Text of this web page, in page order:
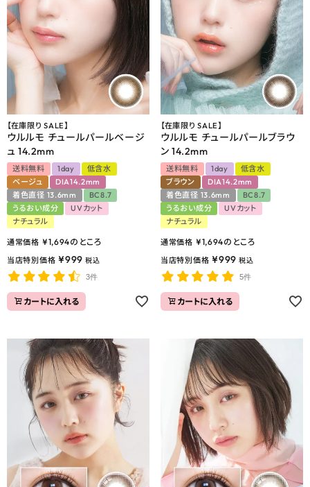
【在庫限り SALE】
ウルルモ チュールパールベージ
ュ 14.2mm
送料無料 1day
低含水
ベージュ
DIA14.2mm
着色直径 13.6mm
BC8.7
うるおい成分
UVカット
ナチュラル
通常価格 ¥1,694のところ
当店特別価格 ¥999 税込
3件
カートに入れる
【在庫限り SALE】
ウルルモ チュールパールブラウ
ン 14.2mm
送料無料 1day
低含水
ブラウン
DIA14.2mm
着色直径 13.6mm
BC8.7
うるおい成分
UVカット
ナチュラル
通常価格 ¥1,694のところ
当店特別価格 ¥999 税込
5件
カートに入れる